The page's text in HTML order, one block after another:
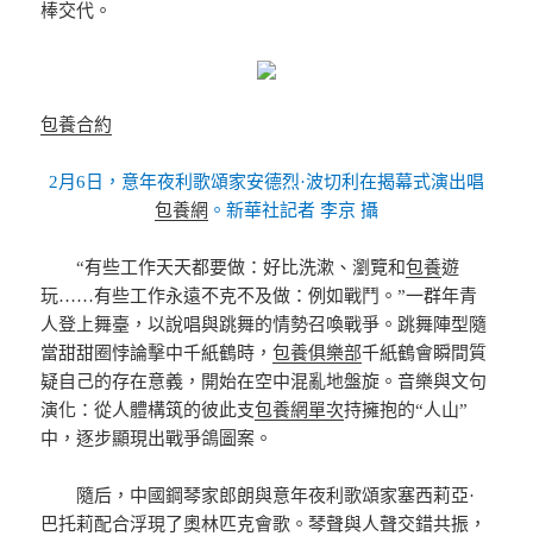
棒交代。
包養合約
2月6日，意年夜利歌頌家安德烈·波切利在揭幕式演出唱
包養網 。新華社記者 李京 攝
“有些工作天天都要做：好比洗漱、瀏覽和包養遊
玩……有些工作永遠不克不及做：例如戰鬥。”一群年青
人登上舞臺，以說唱與跳舞的情勢召喚戰爭。跳舞陣型隨
當甜甜圈悖論擊中千紙鶴時，包養俱樂部千紙鶴會瞬間質
疑自己的存在意義，開始在空中混亂地盤旋。音樂與文句
演化：從人體構筑的彼此支包養網單次持擁抱的“人山”
中，逐步顯現出戰爭鴿圖案。
隨后，中國鋼琴家郎朗與意年夜利歌頌家塞西莉亞·
巴托莉配合浮現了奧林匹克會歌。琴聲與人聲交錯共振，